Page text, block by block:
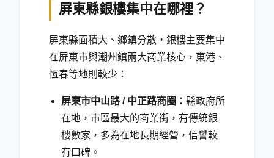
屏東縣銀樓集中在哪裡？
屏東縣面積大、鄉鎮分散，銀樓主要集中
在屏東市與潮州鎮兩大商業核心，東港、
恆春等地則較少：
屏東市中山路 / 中正路商圈 ：縣政府所
在地，市區最大的商業街，有傳統銀
樓數家，多為在地長期經營，信譽較
有口碑。